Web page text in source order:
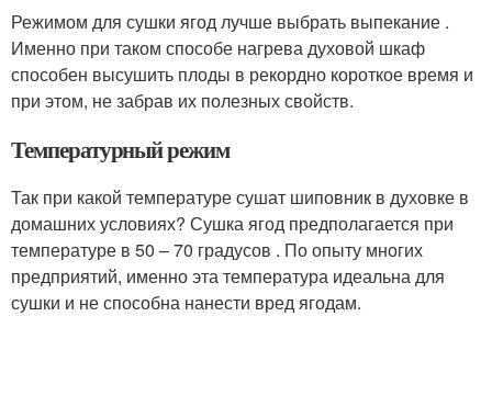
Режимом для сушки ягод лучше выбрать выпекание .
Именно при таком способе нагрева духовой шкаф
способен высушить плоды в рекордно короткое время и
при этом, не забрав их полезных свойств.
Температурный режим
Так при какой температуре сушат шиповник в духовке в
домашних условиях? Сушка ягод предполагается при
температуре в 50 – 70 градусов . По опыту многих
предприятий, именно эта температура идеальна для
сушки и не способна нанести вред ягодам.